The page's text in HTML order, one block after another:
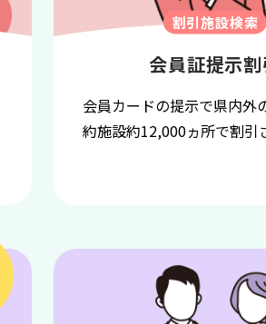
割引施設検索
会員証提示割
会員カードの提示で県内外
約施設約12,000ヵ所で割引